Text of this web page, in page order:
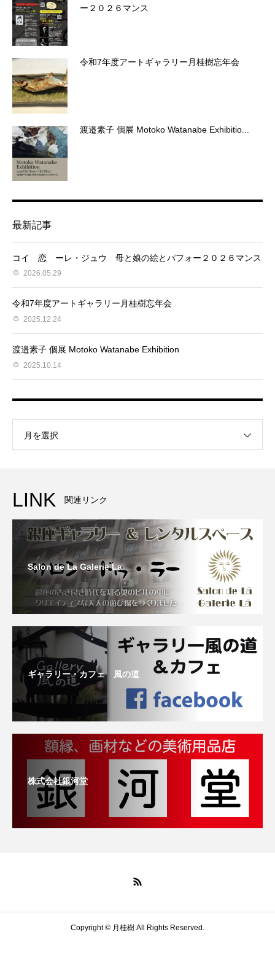
ー２０２６マンス
令和7年度アートギャラリー月桂樹忘年会
渡邉素子 個展 Motoko Watanabe Exhibitio...
最新記事
コイ 恋 ーレ・ジュウ 母と娘の絵とパフォー２０２６マンス
2026.05.29
令和7年度アートギャラリー月桂樹忘年会
2025.12.24
渡邉素子 個展 Motoko Watanabe Exhibition
2025.10.14
月を選択
LINK 関連リンク
Salon de La Galerie La
ギャラリー・カフェ 風の道
株式会社銀河堂
Copyright © 月桂樹 All Rights Reserved.